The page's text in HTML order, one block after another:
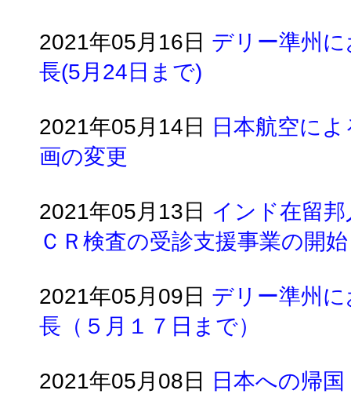
2021年05月16日 デリー準州
長(5月24日まで)
2021年05月14日
日本航空に
画の変更
2021年05月13日 インド在留
ＣＲ検査の受診支援事業の開始
2021年05月09日 デリー準州
長（５月１７日まで）
2021年05月08日
日本への帰